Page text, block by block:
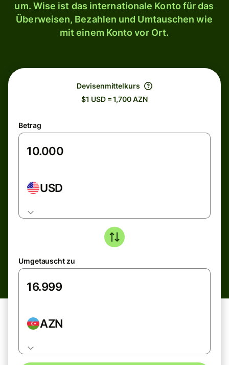
um. Wise ist das internationale Konto für das
Überweisen, Bezahlen und Umtauschen wie
mit einem Konto vor Ort.
Devisenmittelkurs
$1 USD = 1,700 AZN
Betrag
USD
Umgetauscht zu
AZN